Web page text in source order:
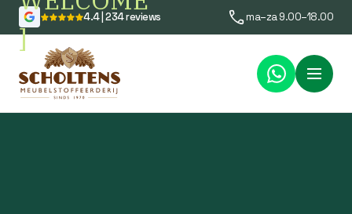
]
4.4 | 234 reviews ma–za 9.00–18.00
Menu